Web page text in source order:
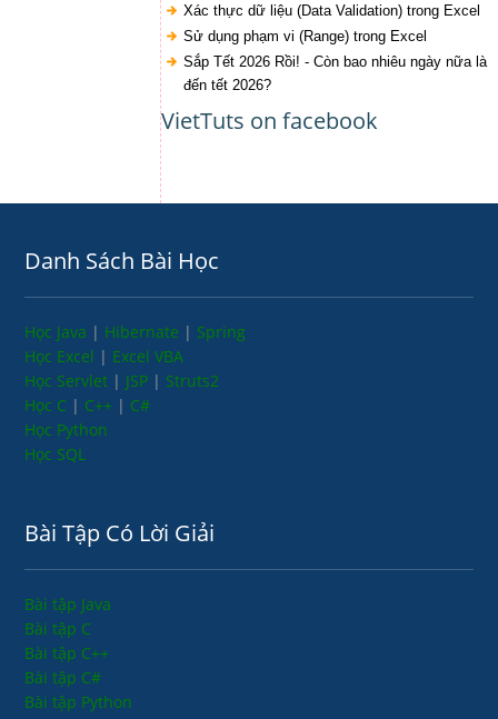
Xác thực dữ liệu (Data Validation) trong Excel
Sử dụng phạm vi (Range) trong Excel
Sắp Tết 2026 Rồi! - Còn bao nhiêu ngày nữa là
đến tết 2026?
VietTuts on facebook
Danh Sách Bài Học
Học Java | Hibernate | Spring
Học Excel | Excel VBA
Học Servlet | JSP | Struts2
Học C | C++ | C#
Học Python
Học SQL
Bài Tập Có Lời Giải
Bài tập Java
Bài tập C
Bài tập C++
Bài tập C#
Bài tập Python